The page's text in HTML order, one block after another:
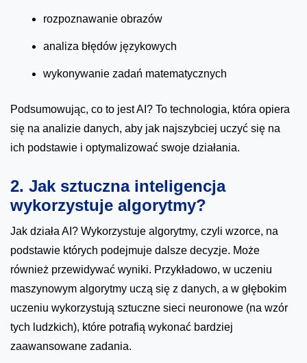
rozpoznawanie obrazów
analiza błędów językowych
wykonywanie zadań matematycznych
Podsumowując, co to jest AI? To technologia, która opiera
się na analizie danych, aby jak najszybciej uczyć się na
ich podstawie i optymalizować swoje działania.
2. Jak sztuczna inteligencja
wykorzystuje algorytmy?
Jak działa AI? Wykorzystuje algorytmy, czyli wzorce, na
podstawie których podejmuje dalsze decyzje. Może
również przewidywać wyniki. Przykładowo, w uczeniu
maszynowym algorytmy uczą się z danych, a w głębokim
uczeniu wykorzystują sztuczne sieci neuronowe (na wzór
tych ludzkich), które potrafią wykonać bardziej
zaawansowane zadania.